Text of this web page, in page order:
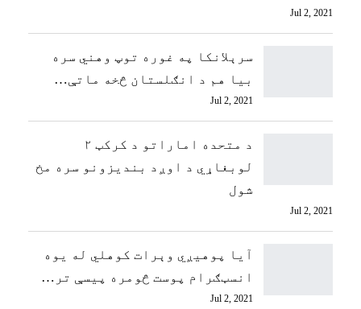
Jul 2, 2021
سرېلانکا په غوره توپ وهني سره
بیا هم د انګلستان څخه ماتې…
Jul 2, 2021
د متحده اماراتو د کرکټ ۲
لوبغاړي د اوږد بندیزونو سره مخ
شول
Jul 2, 2021
آیا پوهیږي وېرات کوهلي له يوه
انسټګرام پوست څومره پيسې تر…
Jul 2, 2021